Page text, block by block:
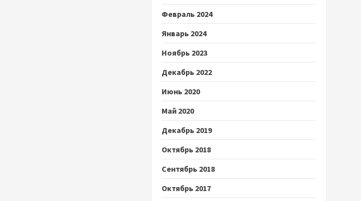
Февраль 2024
Январь 2024
Ноябрь 2023
Декабрь 2022
Июнь 2020
Май 2020
Декабрь 2019
Октябрь 2018
Сентябрь 2018
Октябрь 2017